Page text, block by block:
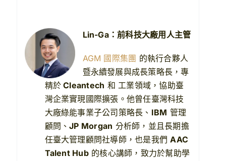
Lin-Ga：前科技大廠用人主管
AGM 國際集團 的執行合夥人
暨永續發展與成長策略長，專
精於 Cleantech 和 工業領域，協助臺
灣企業實現國際擴張。他曾任臺灣科技
大廠綠能事業子公司策略長、 IBM 管理
顧問、JP Morgan 分析師，並且長期擔
任臺大管理顧問社導師，也是我們AAC
Talent Hub的核心講師，致力於幫助學